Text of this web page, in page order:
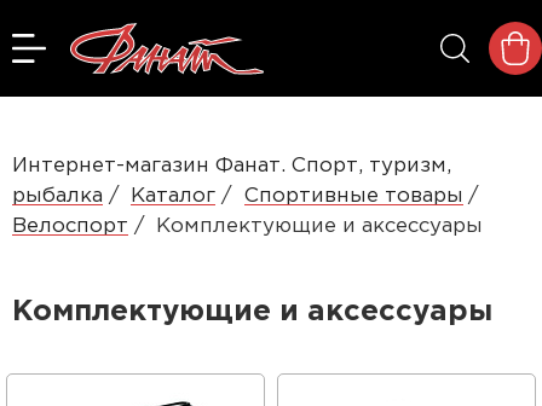
Интернет-магазин Фанат. Спорт, туризм,
рыбалка
Каталог
Спортивные товары
Велоспорт
Комплектующие и аксессуары
Комплектующие и аксессуары